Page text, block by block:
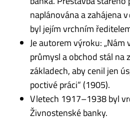
naplánována a zahájena
byl jejímvrchním
Je autorem výroku: „Nám
průmysl a obchod stál na
základech, aby cenil jen
poctivé práci“ (1905).
V letech 1917–1938 byl
Živnostenské banky.